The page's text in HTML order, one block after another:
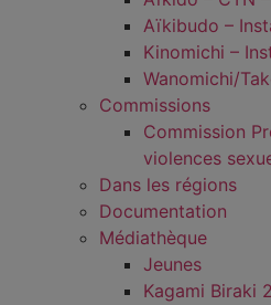
Aïkibudo –
Kinomichi –
Wanomichi/
Commissions
Commission
violences
Dans les régions
Documentation
Médiathèque
Jeunes
Kagami Biraki